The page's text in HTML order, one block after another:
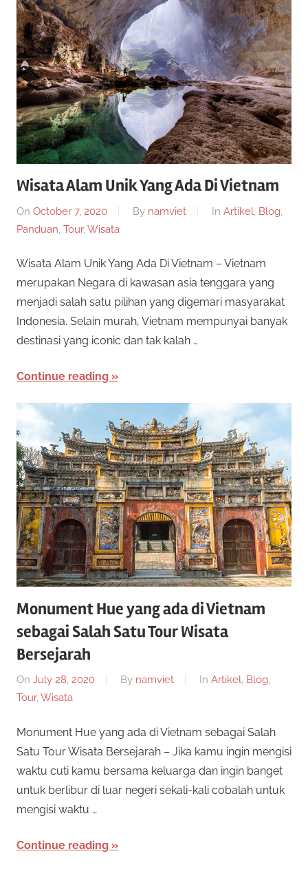
a
r
S
i
t
u
s
S
l
o
t
O
n
l
i
n
e
R
e
s
m
i
D
a
n
g
e
n
s
l
o
t
o
n
n
e
n
i
m
e
n
w
r
a
n
b
a
n
y
a
k
j
e
n
s
p
e
y
e
d
i
a
e
Wisata Alam Unik Yang Ada Di Vietnam
On October 7, 2020 By namviet In Artikel, Blog,
Panduan, Tour, Wisata
Wisata Alam Unik Yang Ada Di Vietnam – Vietnam
merupakan Negara di kawasan asia tenggara yang
menjadi salah satu pilihan yang digemari masyarakat
Indonesia. Selain murah, Vietnam mempunyai banyak
destinasi yang iconic dan tak kalah …
Continue reading
Monument Hue yang ada di Vietnam
sebagai Salah Satu Tour Wisata
Bersejarah
On July 28, 2020 By namviet In Artikel, Blog,
Tour, Wisata
Monument Hue yang ada di Vietnam sebagai Salah
Satu Tour Wisata Bersejarah – Jika kamu ingin mengisi
waktu cuti kamu bersama keluarga dan ingin banget
untuk berlibur di luar negeri sekali-kali cobalah untuk
mengisi waktu …
Continue reading